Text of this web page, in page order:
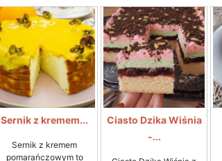
Sernik z kremem...
Sernik z kremem
pomarańczowym to
Ciasto Dzika Wiśnia
-...